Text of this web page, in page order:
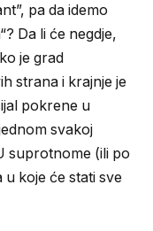
pa da idemo
Da li će negdje,
je grad
strana i krajnje je
pokrene u
svakoj
suprotnome (ili po
koje će stati sve